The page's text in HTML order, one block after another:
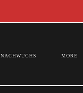
NACHWUCHS MORE